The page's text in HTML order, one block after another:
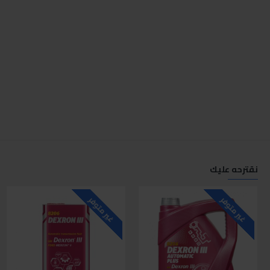
نقترحه عليك
غير متوفر غير متوفر